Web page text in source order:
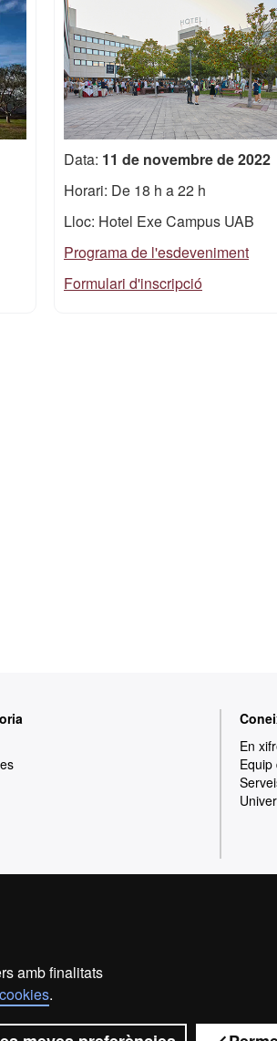
amb finalitats
.
Data: 11 de novembre de 2022
Horari: De 18 h a 22 h
Lloc: Hotel Exe Campus UAB
Programa de l'esdeveniment
Formulari d'inscripció
En
Equip
capdavantera que imparteix una
a les necessitats de la societat i
recerca.